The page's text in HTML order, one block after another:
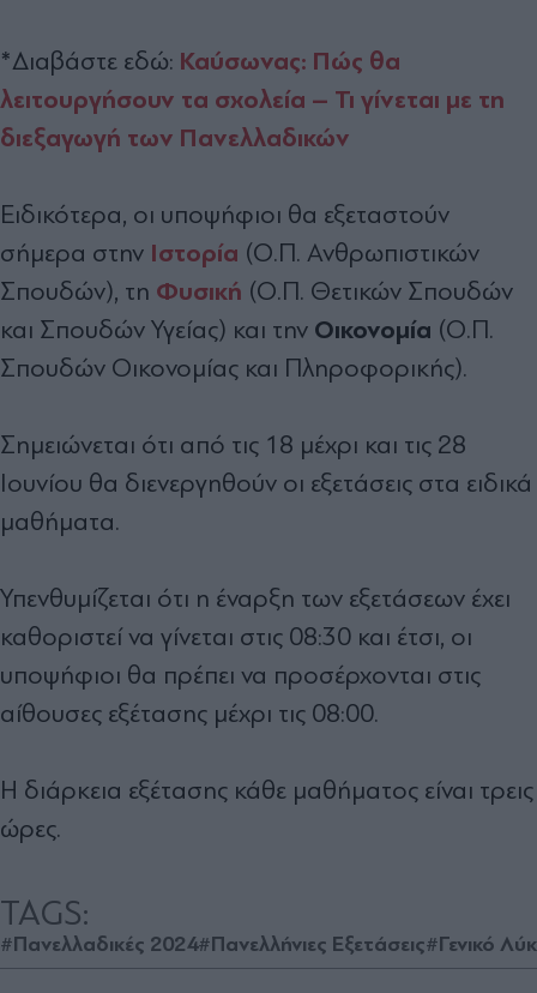
*Διαβάστε εδώ: Καύσωνας: Πώς θα
λειτουργήσουν τα σχολεία – Τι γίνεται με τη
διεξαγωγή των Πανελλαδικών
Ειδικότερα, οι υποψήφιοι θα εξεταστούν
σήμερα στην Ιστορία (Ο.Π. Ανθρωπιστικών
Σπουδών), τη Φυσική (Ο.Π. Θετικών Σπουδών
και Σπουδών Υγείας) και την Οικονομία (Ο.Π.
Σπουδών Οικονομίας και Πληροφορικής).
Σημειώνεται ότι από τις 18 μέχρι και τις 28
Ιουνίου θα διενεργηθούν οι εξετάσεις στα ειδικά
μαθήματα.
Υπενθυμίζεται ότι η έναρξη των εξετάσεων έχει
καθοριστεί να γίνεται στις 08:30 και έτσι, οι
υποψήφιοι θα πρέπει να προσέρχονται στις
αίθουσες εξέτασης μέχρι τις 08:00.
Η διάρκεια εξέτασης κάθε μαθήματος είναι τρεις
ώρες.
TAGS:
#Πανελλαδικές 2024#Πανελλήνιες Εξετάσεις#Γενικό